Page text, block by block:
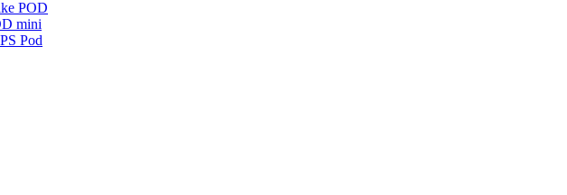
POD
mini
Pod